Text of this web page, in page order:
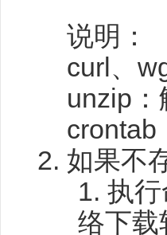
说明：
curl、
unzip
crontab
如果不
1. 执
络下载